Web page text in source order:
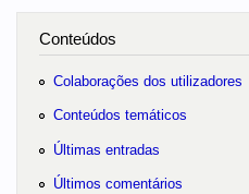
Conteúdos
Colaborações dos utilizadores
Conteúdos temáticos
Últimas entradas
Últimos comentários